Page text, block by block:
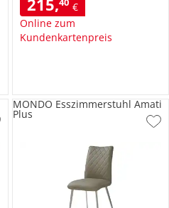
215,
€
Online zum
Kundenkartenpreis
MONDO Esszimmerstuhl Amati
Plus